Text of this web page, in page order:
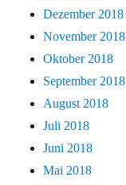
Dezember 2018
November 2018
Oktober 2018
September 2018
August 2018
Juli 2018
Juni 2018
Mai 2018